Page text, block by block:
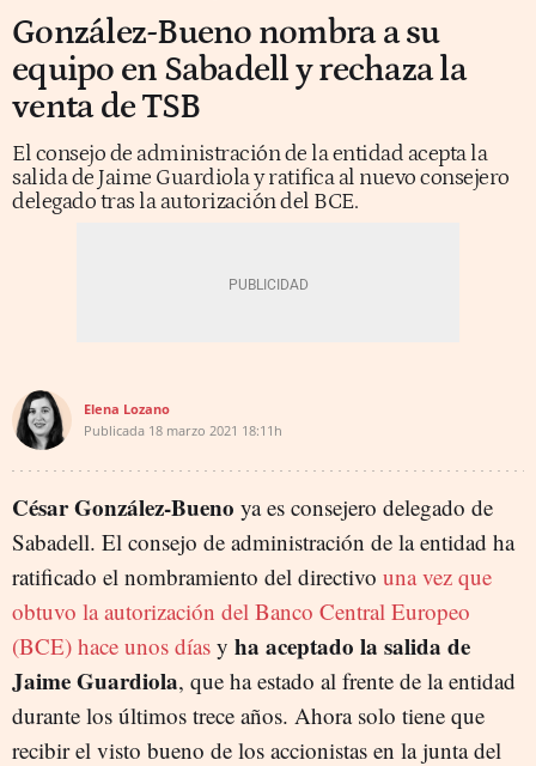
González-Bueno nombra a su
equipo en Sabadell y rechaza la
venta de TSB
El consejo de administración de la entidad acepta la
salida de Jaime Guardiola y ratifica al nuevo consejero
delegado tras la autorización del BCE.
Elena Lozano
Publicada 18 marzo 2021 18:11h
César González-Bueno ya es consejero delegado de
Sabadell. El consejo de administración de la entidad ha
ratificado el nombramiento del directivo una vez que
obtuvo la autorización del Banco Central Europeo
(BCE) hace unos días y ha aceptado la salida de
Jaime Guardiola, que ha estado al frente de la entidad
durante los últimos trece años. Ahora solo tiene que
recibir el visto bueno de los accionistas en la junta del